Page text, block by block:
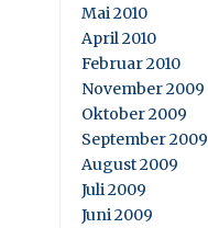
Mai 2010
April 2010
Februar 2010
November 2009
Oktober 2009
September 2009
August 2009
Juli 2009
Juni 2009